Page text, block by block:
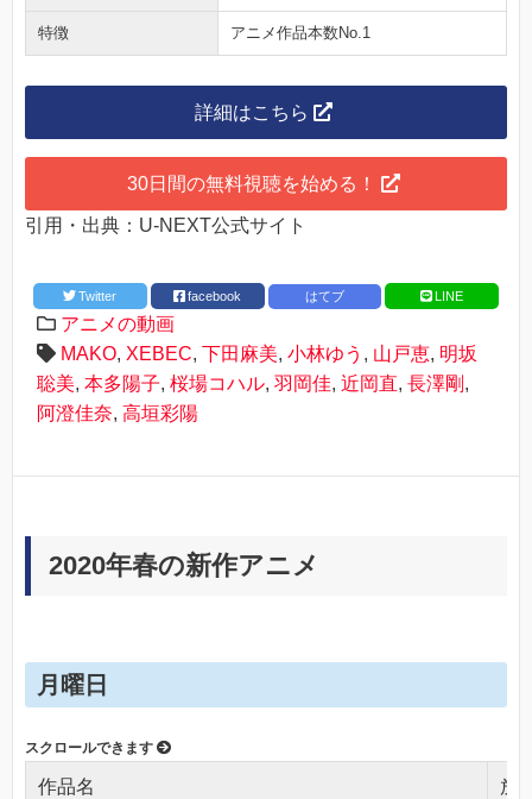
特徴 アニメ作品本数No.1
詳細はこちら
30日間の無料視聴を始める！
引用・出典：U-NEXT公式サイト
Twitter facebook はてブ LINE
アニメの動画
MAKO, XEBEC, 下田麻美, 小林ゆう , 山戸恵, 明坂
聡美, 本多陽子, 桜場コハル, 羽岡佳, 近岡直, 長澤剛 ,
阿澄佳奈, 高垣彩陽
2020年春の新作アニメ
月曜日
作品名 放